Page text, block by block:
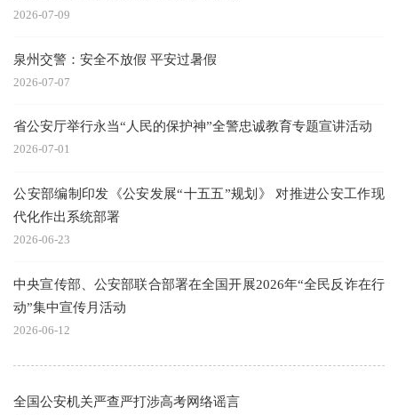
2026-07-09
泉州交警：安全不放假 平安过暑假
2026-07-07
省公安厅举行永当“人民的保护神”全警忠诚教育专题宣讲活动
2026-07-01
公安部编制印发《公安发展“十五五”规划》 对推进公安工作现
代化作出系统部署
2026-06-23
中央宣传部、公安部联合部署在全国开展2026年“全民反诈在行
动”集中宣传月活动
2026-06-12
全国公安机关严查严打涉高考网络谣言